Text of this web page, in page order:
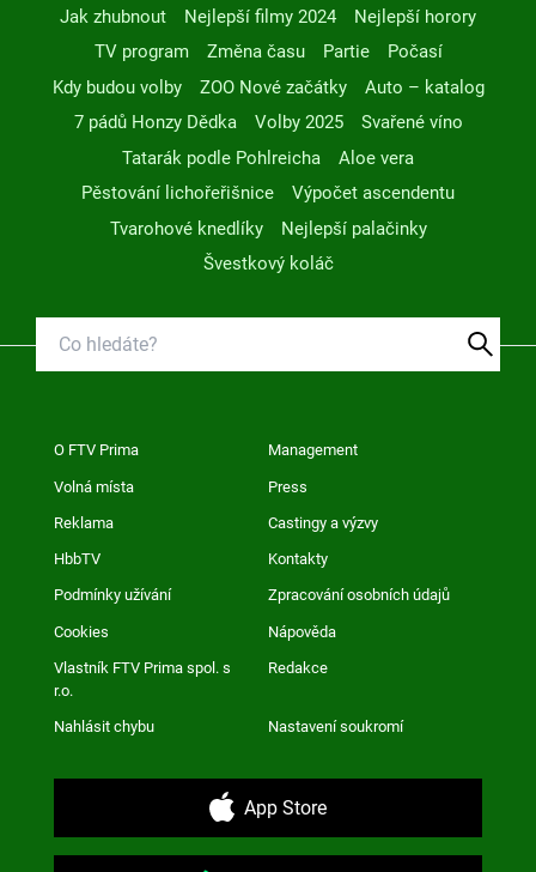
Jak zhubnout Nejlepší filmy 2024
Nejlepší horory
TV program
Změna času Partie
Počasí
Kdy budou volby
ZOO Nové začátky
Auto – katalog
7 pádů Honzy Dědka
Volby 2025
Svařené víno
Tatarák podle Pohlreicha
Aloe vera
Pěstování lichořeřišnice
Výpočet ascendentu
Tvarohové knedlíky
Nejlepší palačinky
Švestkový koláč
O FTV Prima Management
Volná místa Press
Reklama Castingy a výzvy
HbbTV Kontakty
Podmínky užívání Zpracování osobních údajů
Cookies Nápověda
Vlastník FTV Prima spol. s
r.o.
Redakce
Nahlásit chybu Nastavení soukromí
App Store